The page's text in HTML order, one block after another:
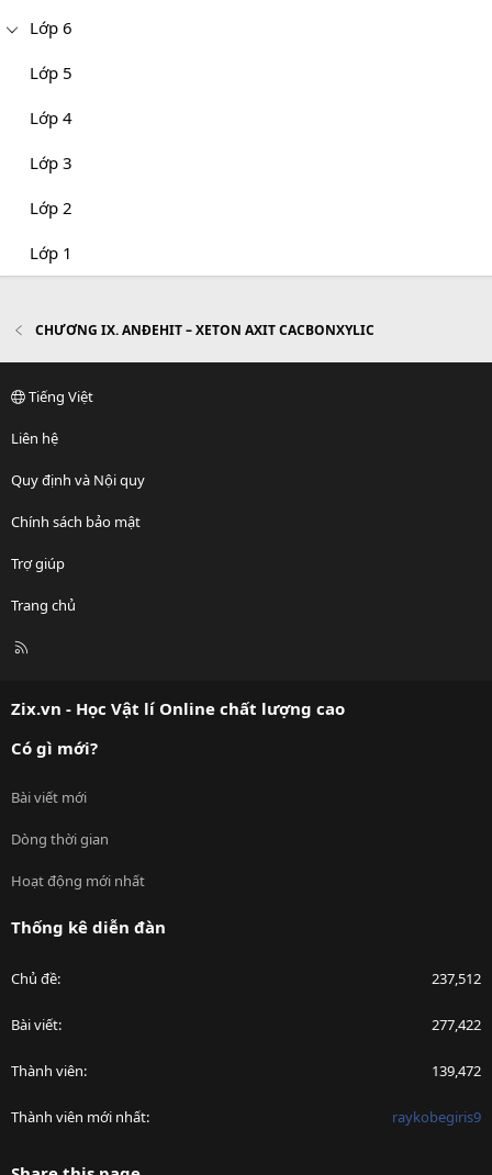
Lớp 6
Lớp 5
Lớp 4
Lớp 3
Lớp 2
Lớp 1
CHƯƠNG IX. ANĐEHIT – XETON AXIT CACBONXYLIC
Tiếng Việt
Liên hệ
Quy định và Nội quy
Chính sách bảo mật
Trợ giúp
Trang chủ
R
Zix.vn - Học Vật lí Online chất lượng cao
Có gì mới?
Bài viết mới
Dòng thời gian
Hoạt động mới nhất
Thống kê diễn đàn
Chủ đề 237,512
Bài viết 277,422
Thành viên 139,472
Thành viên mới nhất raykobegiris9